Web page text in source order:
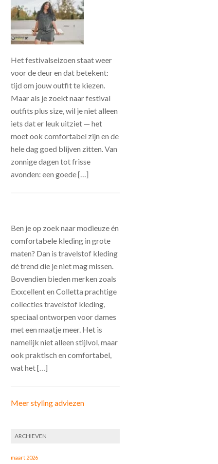
Het festivalseizoen staat weer
voor de deur en dat betekent:
tijd om jouw outfit te kiezen.
Maar als je zoekt naar festival
outfits plus size, wil je niet alleen
iets dat er leuk uitziet — het
moet ook comfortabel zijn en de
hele dag goed blijven zitten. Van
zonnige dagen tot frisse
avonden: een goede […]
Ben je op zoek naar modieuze én
comfortabele kleding in grote
maten? Dan is travelstof kleding
dé trend die je niet mag missen.
Bovendien bieden merken zoals
Exxcellent en Colletta prachtige
collecties travelstof kleding,
speciaal ontworpen voor dames
met een maatje meer. Het is
namelijk niet alleen stijlvol, maar
ook praktisch en comfortabel,
wat het […]
Meer styling adviezen
ARCHIEVEN
maart 2026